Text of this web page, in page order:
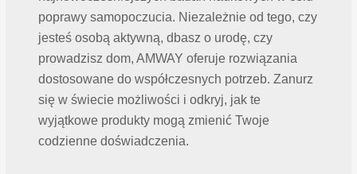
poprawy samopoczucia. Niezależnie od tego, czy
jesteś osobą aktywną, dbasz o urodę, czy
prowadzisz dom, AMWAY oferuje rozwiązania
dostosowane do współczesnych potrzeb. Zanurz
się w świecie możliwości i odkryj, jak te
wyjątkowe produkty mogą zmienić Twoje
codzienne doświadczenia.